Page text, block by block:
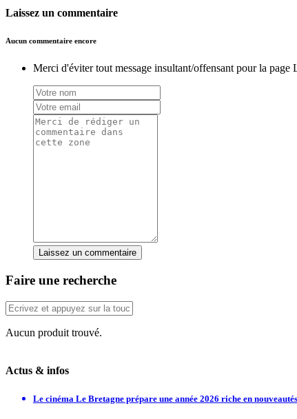
Laissez un commentaire
Aucun commentaire encore
Merci d'éviter tout message insultant/offensant pour la
Laissez un commentaire
Faire une recherche
Aucun produit trouvé.
Actus & infos
Le cinéma Le Bretagne prépare une année 2026 riche en